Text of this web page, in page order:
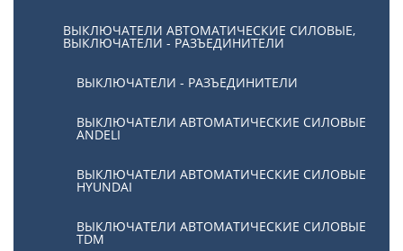
ВЫКЛЮЧАТЕЛИ АВТОМАТИЧЕСКИЕ СИЛОВЫЕ,
ВЫКЛЮЧАТЕЛИ - РАЗЪЕДИНИТЕЛИ
ВЫКЛЮЧАТЕЛИ - РАЗЪЕДИНИТЕЛИ
ВЫКЛЮЧАТЕЛИ АВТОМАТИЧЕСКИЕ СИЛОВЫЕ
ANDELI
ВЫКЛЮЧАТЕЛИ АВТОМАТИЧЕСКИЕ СИЛОВЫЕ
HYUNDAI
ВЫКЛЮЧАТЕЛИ АВТОМАТИЧЕСКИЕ СИЛОВЫЕ
TDM